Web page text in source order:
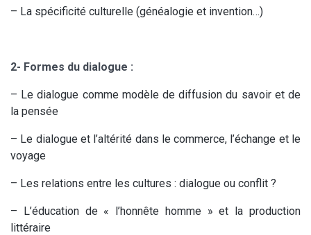
– La spécificité culturelle (généalogie et invention…)
2- Formes du dialogue :
– Le dialogue comme modèle de diffusion du savoir et de
la pensée
– Le dialogue et l’altérité dans le commerce, l’échange et le
voyage
– Les relations entre les cultures : dialogue ou conflit ?
– L’éducation de « l’honnête homme » et la production
littéraire